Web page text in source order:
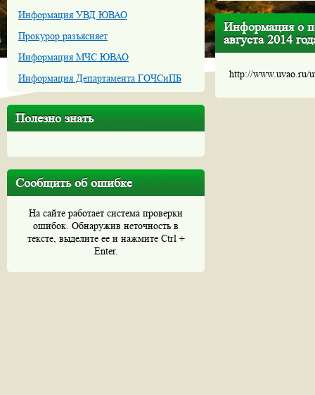
Информация УВД ЮВАО
Прокурор разъясняет
Информация МЧС ЮВАО
Информация Департамента ГОЧСиПБ
Полезно знать
Сообщить об ошибке
На сайте работает система проверки
ошибок. Обнаружив неточность в
тексте, выделите ее и нажмите Ctrl +
Enter.
Информация о
августа 2014
http://www.uvao.ru/